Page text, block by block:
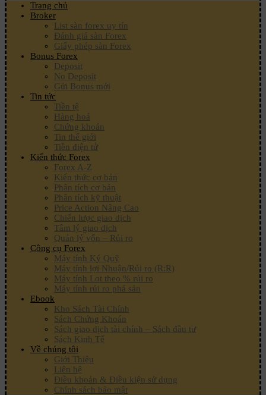
Trang chủ
Broker
List sàn forex uy tín
Đánh giá sàn Forex
Giấy phép sàn Forex
Bonus Forex
Deposit
No Deposit
Gửi Bonus mới
Tin tức
Tiền tệ
Hàng hoá
Chứng khoán
Tin thế giới
Tiền điện tử
Kiến thức Forex
Forex A-Z
Kiến thức cơ bản
Phân tích cơ bản
Phân tích kỹ thuật
Price Action Nâng Cao
Chiến lược giao dịch
Tâm lý giao dịch
Quản lý vốn – Rủi ro
Công cụ Forex
Máy tính Ký Quỹ
Máy tính lợi Nhuận/Rủi ro (R:R)
Máy tính Lot theo % rủi ro
Máy tính rủi ro phá sản
Ebook
Kho Sách Tài Chính
Sách Chứng Khoán
Sách giao dịch tài chính – Sách đầu tư
Sách Kinh Tế
Về chúng tôi
Giới Thiệu
Liên hệ
Điều khoản & Điều kiện sử dụng
Chính sách bảo mật